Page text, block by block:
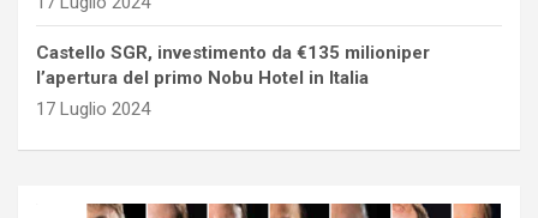
Castello SGR, investimento da €135 milioniper
l’apertura del primo Nobu Hotel in Italia
17 Luglio 2024